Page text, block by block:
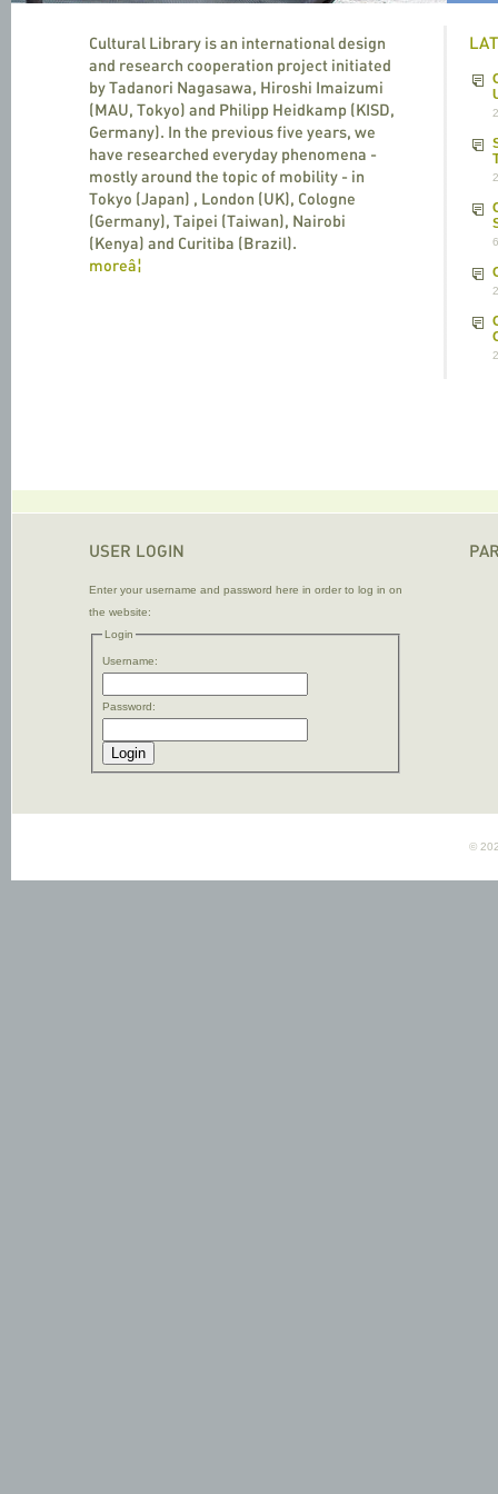
Cultural Library is an international design
and research cooperation project initiated
by Tadanori Nagasawa, Hiroshi Imaizumi
(MAU, Tokyo) and Philipp Heidkamp (KISD,
Germany). In the previous five years, we
have researched everyday phenomena -
mostly around the topic of mobility - in
Tokyo (Japan) , London (UK), Cologne
(Germany), Taipei (Taiwan), Nairobi
(Kenya) and Curitiba (Brazil).
moreâ¦
USER LOGIN
Enter your username and password here in order to log in on
the website:
Login
Username:
Password:
©